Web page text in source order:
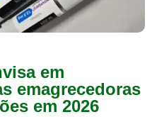
em
emagrecedoras
em 2026